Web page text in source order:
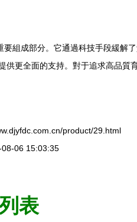
組成部分。它通過科技手段緩解
更全面的支持。對于追求高品
product/29.html
06 15:03:35
表